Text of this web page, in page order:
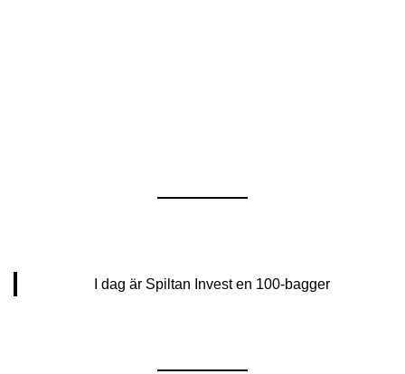
I dag är Spiltan Invest en 100-bagger